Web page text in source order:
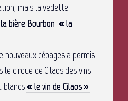
mais la vedette
la bière Bourbon « la
nouveaux cépages a permis
le cirque de Cilaos des vins
blancs« le vin de Cilaos »